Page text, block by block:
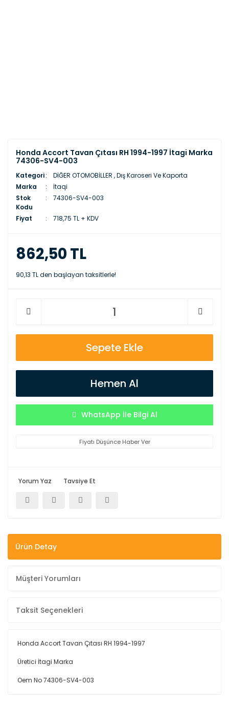
Honda Accort Tavan Çıtası RH 1994-1997 İtagi Marka
74306-SV4-003
Kategori DİĞER OTOMOBİLLER ,Dış Karoseri Ve Kaporta
Marka
İtaqi
Stok
Kodu
74306-SV4-003
Fiyat 718,75 TL + KDV
862,50 TL
90,13 TL den başlayan taksitlerle!
Sepete Ekle
Hemen Al
WhatsApp İle Bilgi Al
Fiyatı Düşünce Haber Ver
Yorum Yaz Tavsiye Et
Ürün Detay
Müşteri Yorumları
Taksit Seçenekleri
Honda Accort Tavan Çıtası RH 1994-1997
Üretici İtagi Marka
Oem No 74306-SV4-003